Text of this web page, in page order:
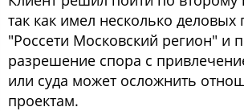
так как имел несколько
"Россети Московский регион" и
разрешение спора с
или суда может осложнить
проектам.